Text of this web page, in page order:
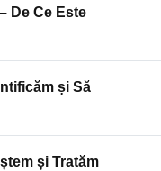
De Ce Este
și Să
și Tratăm